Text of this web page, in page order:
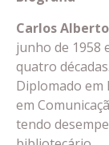
Carlos
junho de 1958
quatro décadas.
Diplomado em
em
tendo